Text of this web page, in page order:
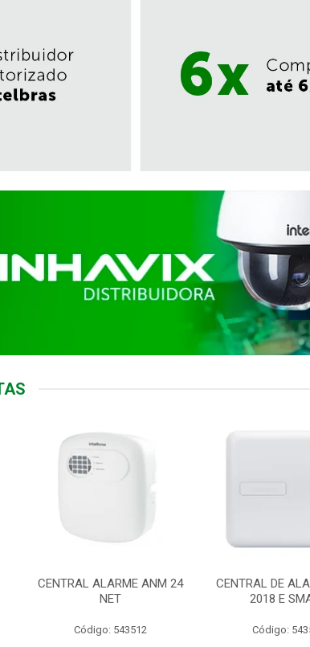
CENTRAL ALARME ANM 24
NET
Código: 543512
CENTRAL DE
2018 E
Código: